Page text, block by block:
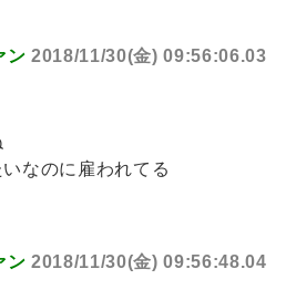
ン 2018/11/30(金) 09:56:06.03
なのに雇われてる
ン 2018/11/30(金) 09:56:48.04